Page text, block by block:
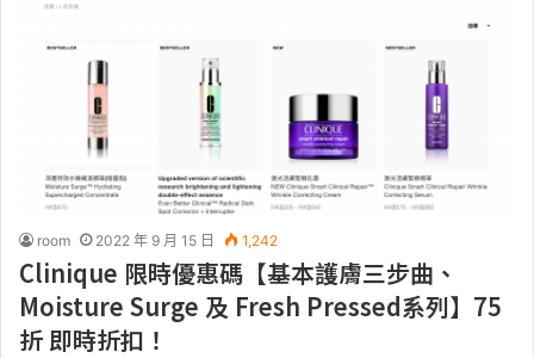
room 2022 年 9 月 15 日 1,242
Clinique 限時優惠碼【基本護膚三步曲、
Moisture Surge 及 Fresh Pressed系列】75
折 即時折扣！